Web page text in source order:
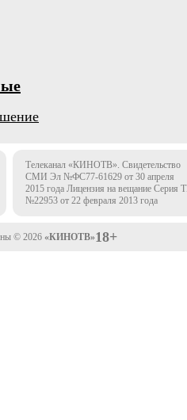
Телеканал «КИНОТВ». Свидетельство
СМИ Эл №ФС77-61629 от 30 апреля
2015 года Лицензия на вещание Серия
№22953 от 22 февраля 2013 года
© 2026 «КИНОТВ»18+